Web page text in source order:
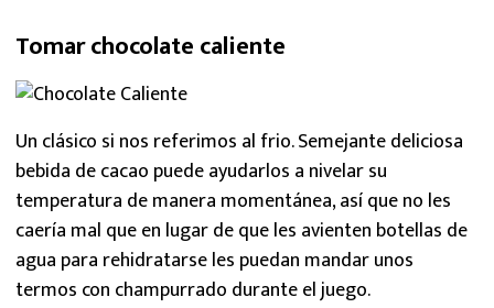
Tomar chocolate caliente
Un clásico si nos referimos al frio. Semejante deliciosa
bebida de cacao puede ayudarlos a nivelar su
temperatura de manera momentánea, así que no les
caería mal que en lugar de que les avienten botellas de
agua para rehidratarse les puedan mandar unos
termos con champurrado durante el juego.